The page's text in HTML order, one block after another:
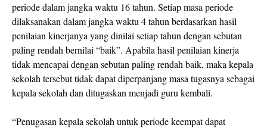
periode dalam jangka waktu 16 tahun. Setiap masa periode
dilaksanakan dalam jangka waktu 4 tahun berdasarkan hasil
penilaian kinerjanya yang dinilai setiap tahun dengan sebutan
paling rendah bernilai “baik”. Apabila hasil penilaian kinerja
tidak mencapai dengan sebutan paling rendah baik, maka kepala
sekolah tersebut tidak dapat diperpanjang masa tugasnya sebagai
kepala sekolah dan ditugaskan menjadi guru kembali.
“Penugasan kepala sekolah untuk periode keempat dapat